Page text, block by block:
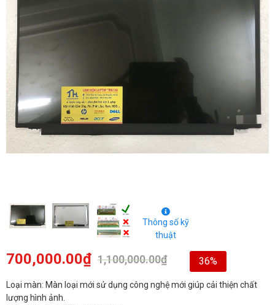
Thông số kỹ
thuật
1,100,000.00₫
700,000.00₫ 36%
Loại màn: Màn loại mới sử dụng công nghệ mới giúp cải thiện chất
lượng hình ảnh.